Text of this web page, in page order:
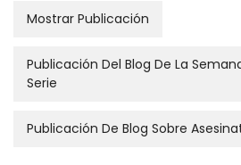
Mostrar Publicación
Publicación Del Blog De La
Serie
Publicación De Blog Sobre